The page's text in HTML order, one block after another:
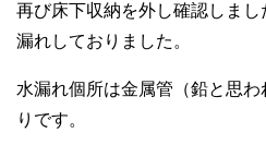
再び床下収納を外し確認しま
漏れしておりました。
水漏れ個所は金属管（鉛と思
りです。